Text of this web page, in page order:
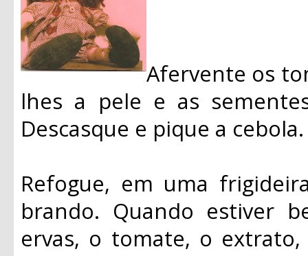
Afervente os
lhes a pele e as
Descasque e pique a cebola.
Refogue, em uma
brando. Quando estiver
ervas, o tomate, o